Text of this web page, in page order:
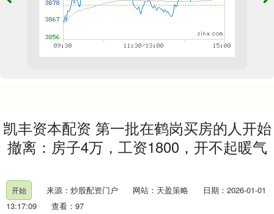
凯丰资本配资 第一批在鹤岗买房的人开始
撤离：房子4万，工资1800，开不起暖气
开始 来源：炒股配资门户 网站：天盈策略
日期：2026-01-01
13:17:09
查看：97